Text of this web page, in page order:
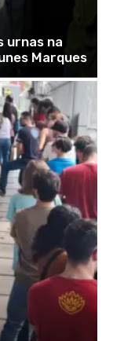
urnas na
Marques